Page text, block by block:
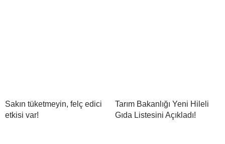
Sakın tüketmeyin, felç edici
etkisi var!
Tarım Bakanlığı Yeni Hileli
Gıda Listesini Açıkladı!